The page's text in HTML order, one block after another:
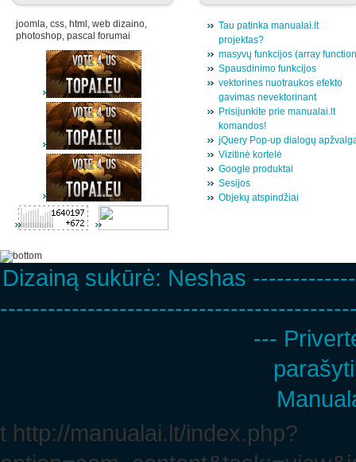
joomla, css, html, web dizaino,
photoshop, pascal forumai
Tau patinka manualai.lt
projektas?
masyvų funkcijos (array
Spausdinimo funkcijos
vektorines nuotraukos efekto
gavimas nevektorinant
Prisijunkite prie manualai.lt
komandos!
jQuery Pop-up dialogų
Vizitinė kortelė
Google produktai
Sesijos
Objekų atspindžiai
Dizainą sukūrė: Neshas
---
t http://manualai.lt/index.php?